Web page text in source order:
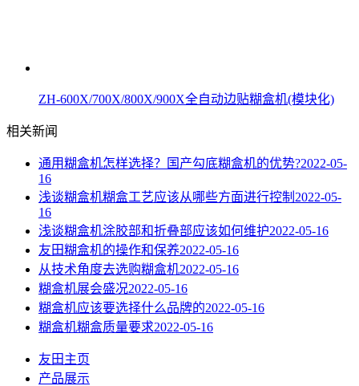
ZH-600X/700X/800X/900X全自动边贴糊盒机(模块化)
相关新闻
通用糊盒机怎样选择？国产勾底糊盒机的优势?2022-05-
16
浅谈糊盒机糊盒工艺应该从哪些方面进行控制 2022-05-
16
浅谈糊盒机涂胶部和折叠部应该如何维护2022-05-16
友田糊盒机的操作和保养2022-05-16
从技术角度去选购糊盒机2022-05-16
糊盒机展会盛况2022-05-16
糊盒机应该要选择什么品牌的2022-05-16
糊盒机糊盒质量要求2022-05-16
友田主页
产品展示